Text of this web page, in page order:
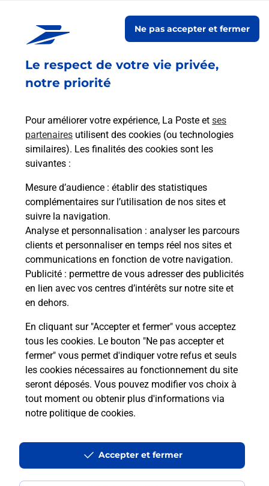
Le respect de votre vie privée,
notre priorité
Pour améliorer votre expérience, La Poste et ses
partenaires utilisent des cookies (ou technologies
similaires). Les finalités des cookies sont les
suivantes :
Mesure d’audience : établir des statistiques
complémentaires sur l’utilisation de nos sites et
suivre la navigation.
Analyse et personnalisation : analyser les parcours
clients et personnaliser en temps réel nos sites et
communications en fonction de votre navigation.
Publicité : permettre de vous adresser des publicités
en lien avec vos centres d’intérêts sur notre site et
en dehors.
En cliquant sur "Accepter et fermer" vous acceptez
tous les cookies. Le bouton "Ne pas accepter et
fermer" vous permet d'indiquer votre refus et seuls
les cookies nécessaires au fonctionnement du site
seront déposés. Vous pouvez modifier vos choix à
tout moment ou obtenir plus d'informations via
notre politique de cookies.
Ne pas accepter et fermer
Accepter et fermer
Services
En savoir plus
Envoyer un colis
Vous souhaitez envoyer un colis depuis : TOURS
VALLEE DU CHER (37700) ? Découvrez toutes les
solutions proposées par La Poste.
En savoir plus
Questions fréquemment posées
Quel est le prix d’une impression ?
Où imprimer des documents autour